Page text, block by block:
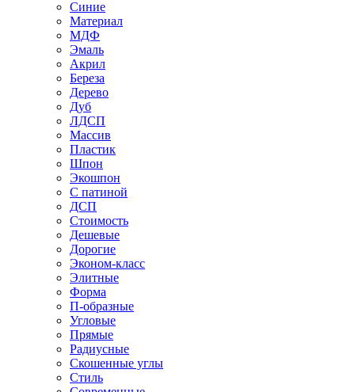
Синие
Материал
МДФ
Эмаль
Акрил
Береза
Дерево
Дуб
ЛДСП
Массив
Пластик
Шпон
Экошпон
С патиной
ДСП
Стоимость
Дешевые
Дорогие
Эконом-класс
Элитные
Форма
П-образные
Угловые
Прямые
Радиусные
Скошенные углы
Стиль